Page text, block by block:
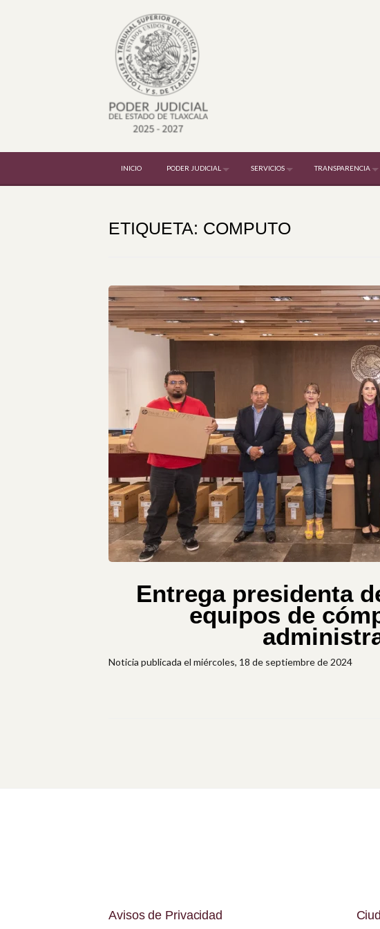
INICIO PODER JUDICIAL SERVICIOS TRANSPARENCIA
ETIQUETA: COMPUTO
Entrega presidenta
equipos de
Noticia publicada el miércoles, 18 de septiembre de 2024
Avisos de Privacidad